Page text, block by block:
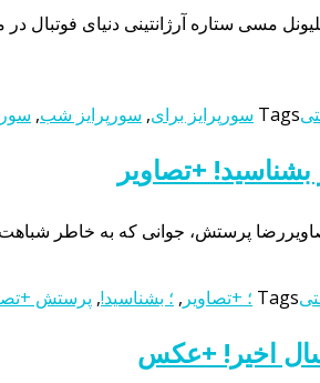
Tags سورپرایز برای, سورپرایز شب,
+تصاویر
پرستش، جوانی که به خاطر
Tags ؛ +تصاویر , ؛ بشناسید!, پرستش